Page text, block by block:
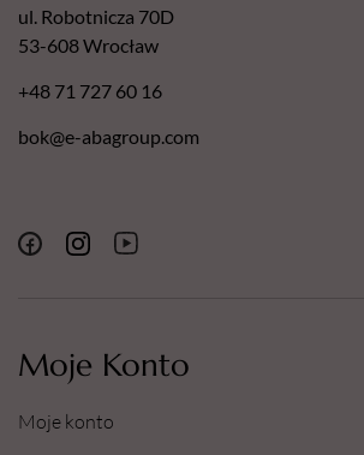
Moje Konto
Moje konto
ul. Robotnicza 70D
53-608 Wrocław
+48 71 727 60 16
bok@e-abagroup.com